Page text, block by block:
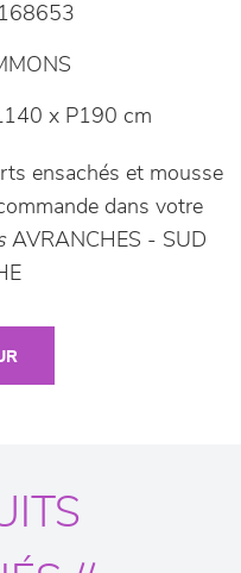
168653
x P190 cm
ensachés et mousse
dans votre
AVRANCHES - SUD